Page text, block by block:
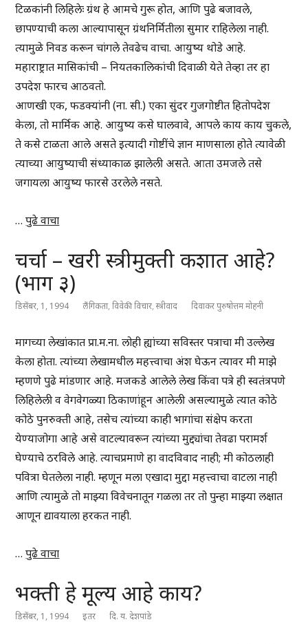
टिळकांनी लिहिलेः ग्रंथ हे आमचे गुरू होत, आणि पुढे बजावले,
छापण्याची कला आल्यापासून ग्रंथनिर्मितीला सुमार राहिलेला नाही.
त्यामुळे निवड करून चांगले तेवढेच वाचा. आयुष्य थोडे आहे.
महाराष्ट्रात मासिकांची – नियतकालिकांची दिवाळी येते तेव्हा तर हा
उपदेश फारच आठवतो.
आणखी एक, फडक्यांनी (ना. सी.) एका सुंदर गुजगोष्टीत हितोपदेश
केला, तो मार्मिक आहे. आयुष्य कसे घालवावे, आपले काय काय चुकले,
ते कसे टाळता आले असते इत्यादी गोष्टींचे ज्ञान माणसाला होते त्यावेळी
त्याच्या आयुष्याची संध्याकाळ झालेली असते. आता उमजले तसे
जगायला आयुष्य फारसे उरलेले नसते.
…पुढे वाचा
चर्चा – खरी स्त्रीमुक्ती कशात आहे?
(भाग ३)
डिसेंबर, 1, 1994 लैंगिकता,विवेकी विचार,स्त्रीवाद दिवाकर पुरुषोत्तम मोहनी
मागच्या लेखांकात प्रा.म.ना. लोही ह्यांच्या सविस्तर पत्राचा मी उल्लेख
केला होता. त्यांच्या लेखामधील महत्त्वाचा अंश घेऊन त्यावर मी माझे
म्हणणे पुढे मांडणार आहे. मजकडे आलेले लेख किंवा पत्रे ही स्वतंत्रपणे
लिहिलेली व वेगवेगळ्या ठिकाणांहून आलेली असल्यामुळे त्यात कोठे
कोठे पुनरुक्ती आहे, तसेच त्यांच्या काही भागांचा संक्षेप करता
येण्याजोगा आहे असे वाटल्यावरून त्यांच्या मुद्द्यांचा तेवढा परामर्श
घेण्याचे ठरविले आहे. त्याचप्रमाणे हा वादविवाद नाही; मी कोठलाही
पवित्रा घेतलेला नाही. म्हणून मला एखादा मुद्दा महत्त्वाचा वाटला नाही
आणि त्यामुळे तो माझ्या विवेचनातून गळला तर तो पुन्हा माझ्या लक्षात
आणून द्यावयाला हरकत नाही.
…पुढे वाचा
भक्ती हे मूल्य आहे काय?
डिसेंबर, 1, 1994 इतर दि. य. देशपांडे